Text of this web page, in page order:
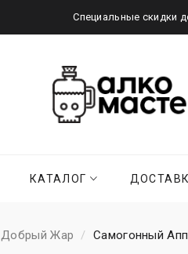
Специальные скидки
КАТАЛОГ
Добрый Жар Самогонный